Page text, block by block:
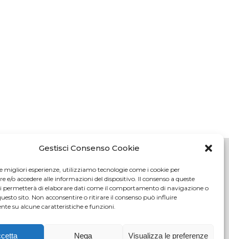
Gestisci Consenso Cookie
migliori esperienze, utilizziamo tecnologie come i cookie per
e/o accedere alle informazioni del dispositivo. Il consenso a queste
permetterà di elaborare dati come il comportamento di navigazione o
sito. Non acconsentire o ritirare il consenso può influire
su alcune caratteristiche e funzioni.
Nega Visualizza le preferenze
(FI)